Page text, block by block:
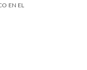
EN EL